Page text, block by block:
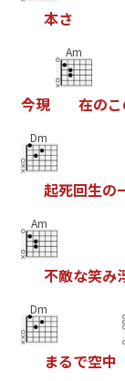
本さ
今現
Am
在のこ
Dm
起死回生の
Am
不敵な笑み
Dm
まるで空中